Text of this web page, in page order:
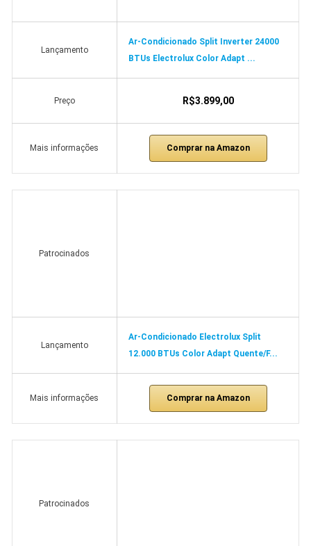
Lançamento
Ar-Condicionado Split Inverter 24000
BTUs Electrolux Color Adapt ...
Preço R$3.899,00
Mais informações Comprar na Amazon
Patrocinados
Lançamento
Ar-Condicionado Electrolux Split
12.000 BTUs Color Adapt Quente/F...
Mais informações Comprar na Amazon
Patrocinados